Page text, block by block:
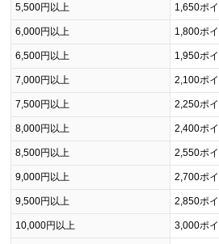
5,500円以上 1,650ポ
6,000円以上 1,800ポ
6,500円以上 1,950ポ
7,000円以上 2,100ポ
7,500円以上 2,250ポ
8,000円以上 2,400ポ
8,500円以上 2,550ポ
9,000円以上 2,700ポ
9,500円以上 2,850ポ
10,000円以上 3,000ポ